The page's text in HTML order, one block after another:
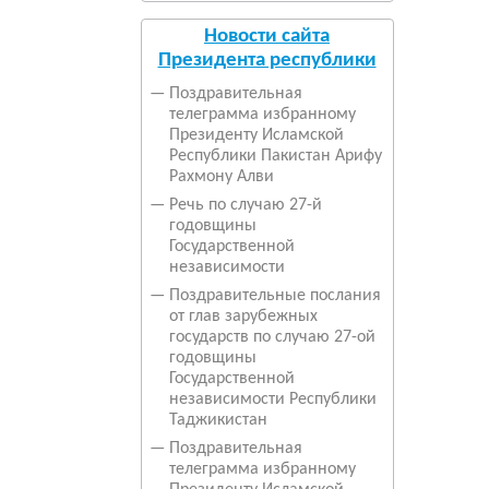
Новости сайта
Президента республики
—
Поздравительная
телеграмма избранному
Президенту Исламской
Республики Пакистан Арифу
Рахмону Алви
— Речь по случаю 27-й
годовщины
Государственной
независимости
—
Поздравительные послания
от глав зарубежных
государств по случаю 27-ой
годовщины
Государственной
независимости Республики
Таджикистан
—
Поздравительная
телеграмма избранному